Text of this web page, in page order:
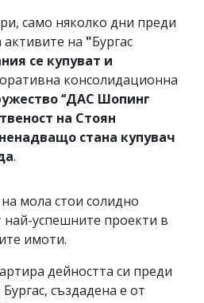
само няколко дни преди
на "Бургас
се купуват и
консолидационна
‘‘ДАС Шопинг
на Стоян
стана купувач
.
мола стои солидно
успешните проекти в
имоти.
дейността си преди
създадена е от